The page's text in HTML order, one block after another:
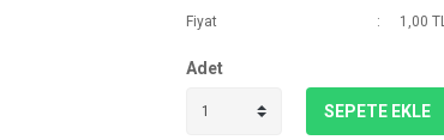
Fiyat
1,00
Adet
SEPETE EKLE